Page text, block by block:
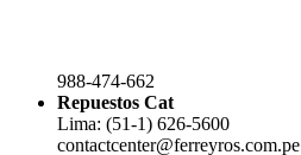
988-474-662
Repuestos Cat
Lima: (51-1) 626-5600
contactcenter@ferreyros.com.pe